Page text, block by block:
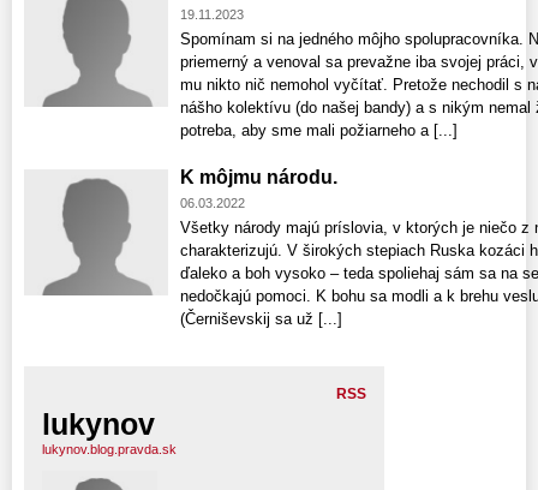
19.11.2023
Spomínam si na jedného môjho spolupracovníka.
priemerný a venoval sa prevažne iba svojej práci,
mu nikto nič nemohol vyčítať. Pretože nechodil s
nášho kolektívu (do našej bandy) a s nikým
potreba, aby sme mali požiarneho a [...]
K môjmu národu.
06.03.2022
Všetky národy majú príslovia, v ktorých je niečo z
charakterizujú. V širokých stepiach Ruska kozáci
ďaleko a boh vysoko – teda spoliehaj sám sa na
nedočkajú pomoci. K bohu sa modli a k brehu
(Černiševskij sa už [...]
RSS
lukynov
lukynov.blog.pravda.sk